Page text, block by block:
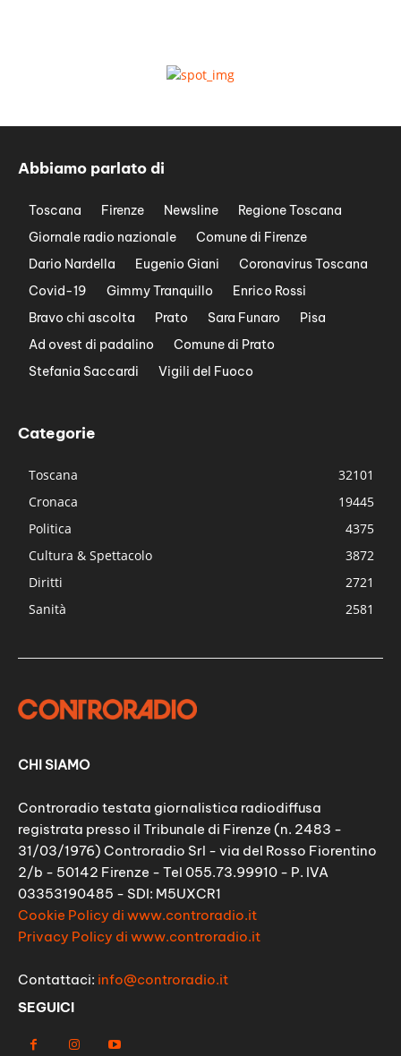
Abbiamo parlato di
Toscana Firenze Newsline
Regione Toscana
Giornale radio nazionale
Comune di Firenze
Dario Nardella
Eugenio Giani
Coronavirus Toscana
Covid-19
Gimmy Tranquillo
Enrico Rossi
Bravo chi ascolta
Prato Sara Funaro
Pisa
Ad ovest di padalino
Comune di Prato
Stefania Saccardi
Vigili del Fuoco
Categorie
Toscana
32101
Cronaca
19445
Politica
4375
Cultura & Spettacolo
3872
Diritti
2721
Sanità
2581
CHI SIAMO
Controradio testata giornalistica radiodiffusa
registrata presso il Tribunale di Firenze (n. 2483 -
31/03/1976) Controradio Srl - via del Rosso Fiorentino
2/b - 50142 Firenze - Tel 055.73.99910 - P. IVA
03353190485 - SDI: M5UXCR1
Cookie Policy di www.controradio.it
Privacy Policy di www.controradio.it
Contattaci: info@controradio.it
SEGUICI